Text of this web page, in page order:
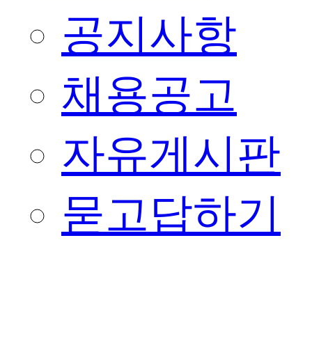
공지사항
채용공고
자유게시판
묻고답하기